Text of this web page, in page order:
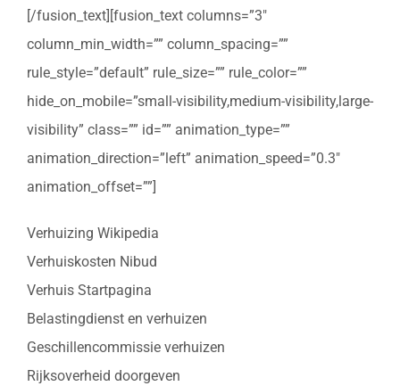
[/fusion_text][fusion_text columns=”3″
column_min_width=”” column_spacing=””
rule_style=”default” rule_size=”” rule_color=””
hide_on_mobile=”small-visibility,medium-visibility,large-
visibility” class=”” id=”” animation_type=””
animation_direction=”left” animation_speed=”0.3″
animation_offset=””]
Verhuizing Wikipedia
Verhuiskosten Nibud
Verhuis Startpagina
Belastingdienst en verhuizen
Geschillencommissie verhuizen
Rijksoverheid doorgeven